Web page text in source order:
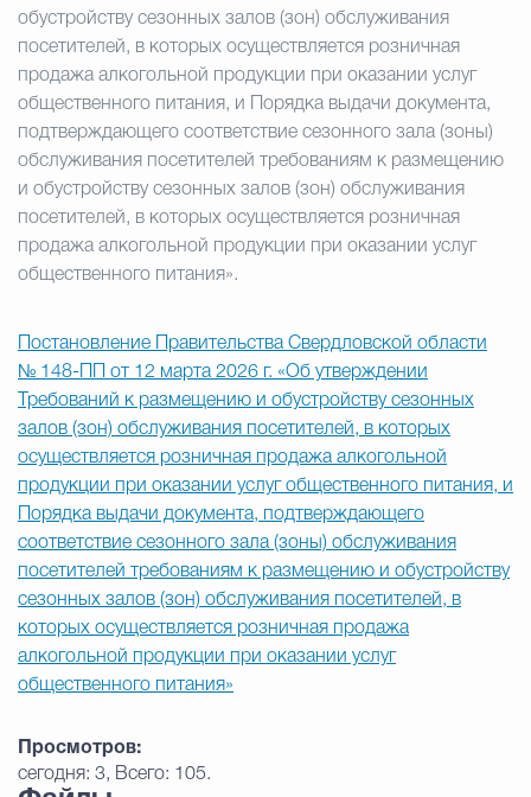
обустройству сезонных залов (зон) обслуживания
посетителей, в которых осуществляется розничная
продажа алкогольной продукции при оказании услуг
общественного питания, и Порядка выдачи документа,
подтверждающего соответствие сезонного зала (зоны)
обслуживания посетителей требованиям к размещению
и обустройству сезонных залов (зон) обслуживания
посетителей, в которых осуществляется розничная
продажа алкогольной продукции при оказании услуг
общественного питания».
Постановление Правительства Свердловской области
№ 148-ПП от 12 марта 2026 г. «Об утверждении
Требований к размещению и обустройству сезонных
залов (зон) обслуживания посетителей, в которых
осуществляется розничная продажа алкогольной
продукции при оказании услуг общественного питания, и
Порядка выдачи документа, подтверждающего
соответствие сезонного зала (зоны) обслуживания
посетителей требованиям к размещению и обустройству
сезонных залов (зон) обслуживания посетителей, в
которых осуществляется розничная продажа
алкогольной продукции при оказании услуг
общественного питания»
Просмотров:
сегодня: 3, Всего: 105.